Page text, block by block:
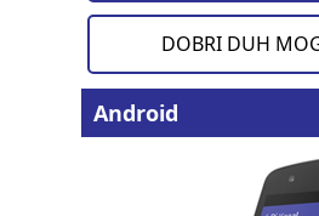
DOBRI DUH
Android